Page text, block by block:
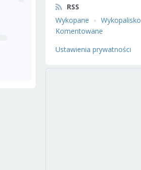
RSS
Wykopane
Wykopalisko
Komentowane
Ustawienia prywatności